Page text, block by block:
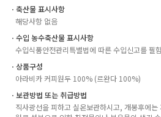
ㆍ축산물 표시사항
해당사항 없음
ㆍ수입 농수축산물 표시사항
수입식품안전관리특별법에 따른 수입신고를 필
ㆍ상품구성
아라비카 커피원두 100% (르완다 100%)
ㆍ보관방법 또는 취급방법
직사광선을 피하고 실온보관하시고, 개봉후에